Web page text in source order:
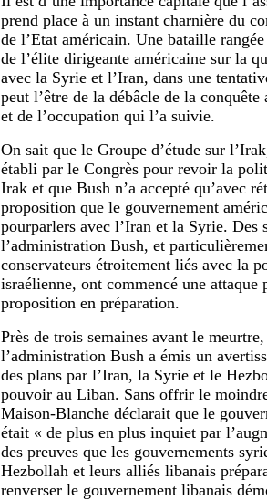
prend place à un instant charnière du
de l’Etat américain. Une bataille
de l’élite dirigeante américaine sur la
avec la Syrie et l’Iran, dans une
peut l’être de la débâcle de la
et de l’occupation qui l’a suivie.
On sait que le Groupe d’étude sur
établi par le Congrès pour revoir la
Irak et que Bush n’a accepté qu’avec
proposition que le gouvernement
pourparlers avec l’Iran et la Syrie. Des
l’administration Bush, et
conservateurs étroitement liés avec la
israélienne, ont commencé une attaque
proposition en préparation.
Près de trois semaines avant le
l’administration Bush a émis un
des plans par l’Iran, la Syrie et le
pouvoir au Liban. Sans offrir le
Maison-Blanche déclarait que le
était « de plus en plus inquiet par
des preuves que les gouvernements
Hezbollah et leurs alliés libanais
renverser le gouvernement libanais